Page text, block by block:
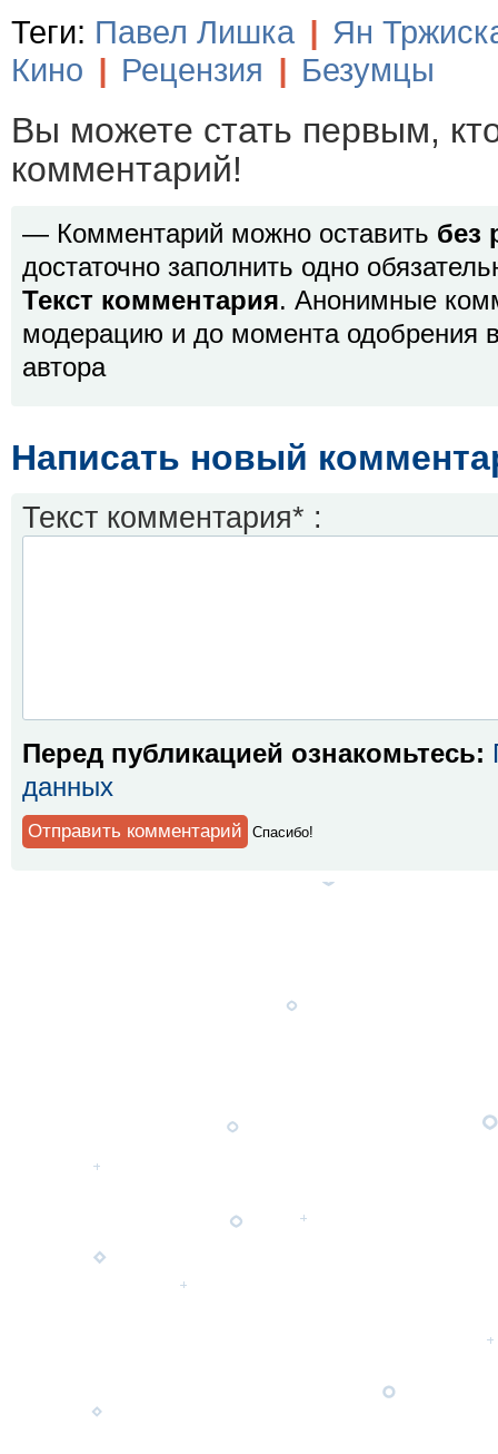
Теги: Павел Лишка | Ян
Кино | Рецензия | Безумцы
Вы можете стать первым,
комментарий!
— Комментарий можно оставить без
достаточно заполнить одно
Текст комментария. Анонимные
модерацию и до момента одобрения
автора
Написать новый
Текст комментария* :
Перед публикацией ознакомьтесь:
данных
Спaсибо!